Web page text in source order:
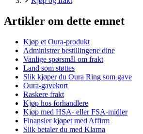
Artikler om dette emnet
Kjøp et Oura-produkt
Administrer bestillingene dine
Vanlige spørsmål om frakt
Land som støttes
Slik kjøper du Oura Ring som gave
Oura-gavekort
Raskere frakt
Kjøp hos forhandlere
Kjøp med HSA- eller FSA-midler
Finansier kjøpet med Affirm
Slik betaler du med Klarna